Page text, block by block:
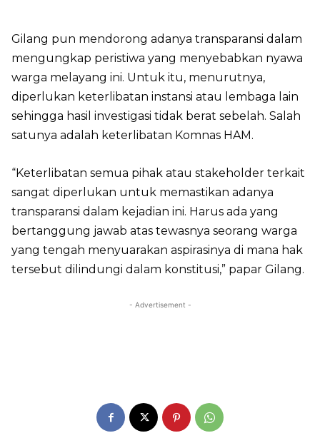
Gilang pun mendorong adanya transparansi dalam
mengungkap peristiwa yang menyebabkan nyawa
warga melayang ini. Untuk itu, menurutnya,
diperlukan keterlibatan instansi atau lembaga lain
sehingga hasil investigasi tidak berat sebelah. Salah
satunya adalah keterlibatan Komnas HAM.
“Keterlibatan semua pihak atau stakeholder terkait
sangat diperlukan untuk memastikan adanya
transparansi dalam kejadian ini. Harus ada yang
bertanggung jawab atas tewasnya seorang warga
yang tengah menyuarakan aspirasinya di mana hak
tersebut dilindungi dalam konstitusi,” papar Gilang.
- Advertisement -